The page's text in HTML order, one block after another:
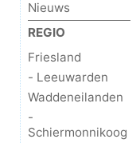
Nieuws
REGIO
Friesland
- Leeuwarden
Waddeneilanden
-
Schiermonnikoog